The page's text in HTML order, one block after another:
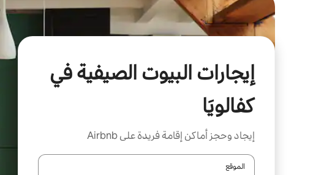
إيجارات البيوت الصيفية في
كفالويَا
إيجاد وحجز أماكن إقامة فريدة على Airbnb
الموقع